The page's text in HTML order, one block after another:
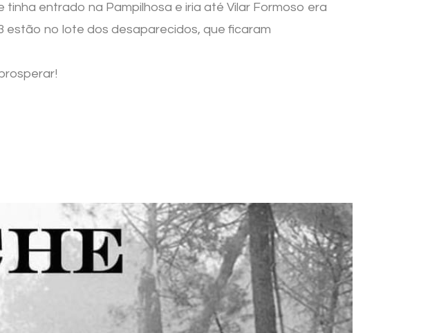
entrado na Pampilhosa e iria até Vilar Formoso era
estão no lote dos desaparecidos, que ficaram